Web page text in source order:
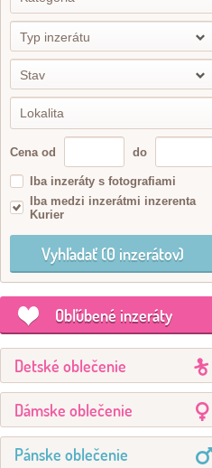
Typ inzerátu
Stav
Cena od do
Iba inzeráty s fotografiami
Iba medzi inzerátmi inzerenta
Kurier
Obľúbené inzeráty
Detské oblečenie
Dámske oblečenie
Pánske oblečenie